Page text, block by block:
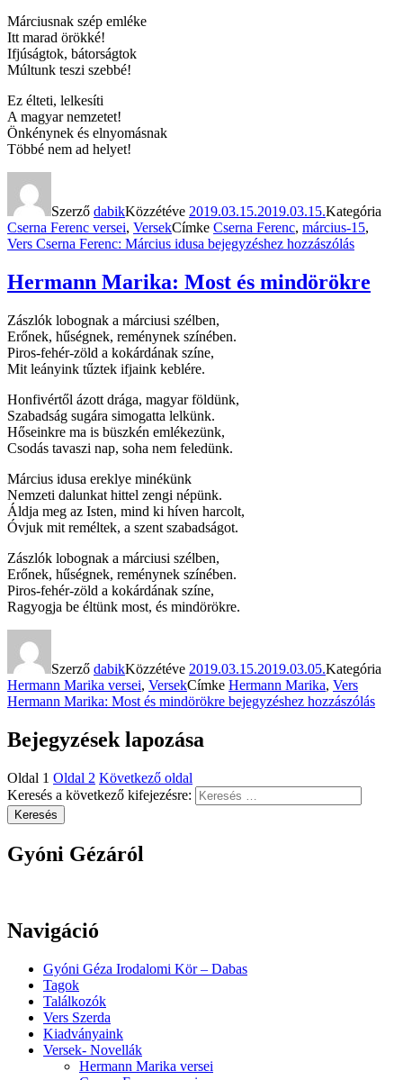
Márciusnak szép emléke
Itt marad örökké!
Ifjúságtok, bátorságtok
Múltunk teszi szebbé!
Ez élteti, lelkesíti
A magyar nemzetet!
Önkénynek és elnyomásnak
Többé nem ad helyet!
Szerző dabikKözzétéve 2019.03.15.2019.03.15.Kategória
Cserna Ferenc versei, VersekCímke Cserna Ferenc, március-15,
Vers Cserna Ferenc: Március idusa bejegyzéshez hozzászólás
Hermann Marika: Most és mindörökre
Zászlók lobognak a márciusi szélben,
Erőnek, hűségnek, reménynek színében.
Piros-fehér-zöld a kokárdának színe,
Mit leányink tűztek ifjaink keblére.
Honfivértől ázott drága, magyar földünk,
Szabadság sugára simogatta lelkünk.
Hőseinkre ma is büszkén emlékezünk,
Csodás tavaszi nap, soha nem feledünk.
Március idusa ereklye minékünk
Nemzeti dalunkat hittel zengi népünk.
Áldja meg az Isten, mind ki híven harcolt,
Óvjuk mit reméltek, a szent szabadságot.
Zászlók lobognak a márciusi szélben,
Erőnek, hűségnek, reménynek színében.
Piros-fehér-zöld a kokárdának színe,
Ragyogja be éltünk most, és mindörökre.
Szerző dabikKözzétéve 2019.03.15.2019.03.05.Kategória
Hermann Marika versei, VersekCímke Hermann Marika, Vers
Hermann Marika: Most és mindörökre bejegyzéshez hozzászólás
Bejegyzések lapozása
Oldal 1 Oldal 2 Következő oldal
Keresés a következő kifejezésre:
Keresés
Gyóni Gézáról
Navigáció
Gyóni Géza Irodalomi Kör – Dabas
Tagok
Találkozók
Vers Szerda
Kiadványaink
Versek- Novellák
Hermann Marika versei